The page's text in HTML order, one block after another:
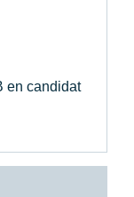
en candidat